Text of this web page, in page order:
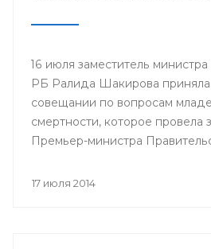
16 июля заместитель
РБ Ралида Шакирова приняла
совещании по вопросам
смертности, которое провела
Премьер-министра
17 июля 2014